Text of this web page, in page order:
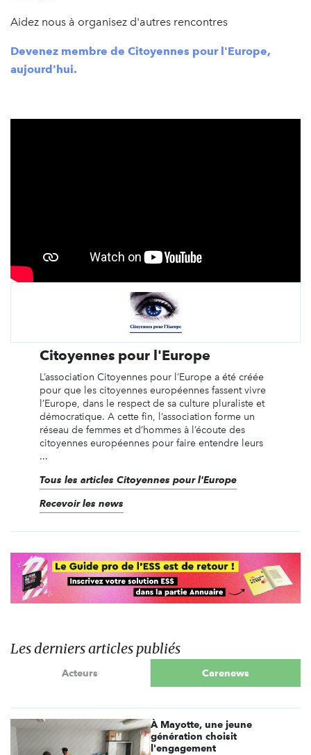
Aidez nous à organisez d'autres rencontres
Devenez membre de Citoyennes pour l'Europe,
aujourd'hui.
Citoyennes pour l'Europe
L’association Citoyennes pour l’Europe a été créée
pour que les citoyennes européennes fassent vivre
l’Europe, dans le respect de sa culture pluraliste et
démocratique. A cette fin, l’association forme un
réseau de femmes et d’hommes à l’écoute des
citoyennes européennes pour faire entendre leurs
...
Tous les articles Citoyennes pour l'Europe
Recevoir les news
Les derniers articles publiés
Acteurs Carenews
À Mayotte, une jeune
génération choisit
l'engagement